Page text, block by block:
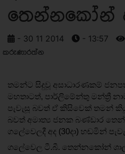
තෙන්නකෝන්
- 30 11 2014 - 13:57
කරුණාරත්න
තමන්ට සිදුවූ අසාධාරණකම්
මහතාටත්, පාර්ලිමේන්තු මන්ත්‍රී
පැවැසූ බවත් ඒ කිසිවෙක් තමන්
බවත් අමාත්‍ය ජනක බණ්ඩාර
ගලේවෙලදී අද (30දා) හඬමින්
ගලේවෙල ටී.බී. තෙන්නකෝන්